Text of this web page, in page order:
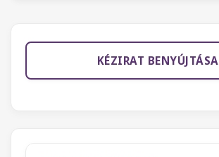
KÉZIRAT BENYÚJTÁSA